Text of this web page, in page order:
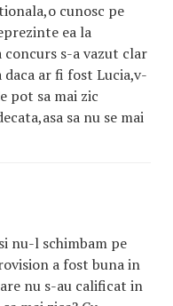
cunosc pe
ea la
concurs s-a vazut clar
ar fi fost Lucia,v-
pot sa mai zic
sa nu se mai
nu-l schimbam pe
a fost buna in
nu s-au calificat in